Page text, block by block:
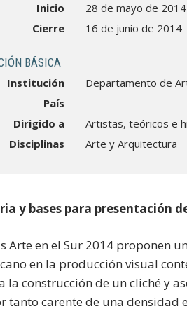
Inicio
28 de mayo de 2014
Cierre
16 de junio de 2014
BÁSICA
Institución
Departamento de
País
Dirigido a
Artistas, teóricos e
Disciplinas
Arte y Arquitectura
y bases para presentación
Arte en el Sur 2014 proponen
en la producción visual
la construcción de un cliché y
tanto carente de una